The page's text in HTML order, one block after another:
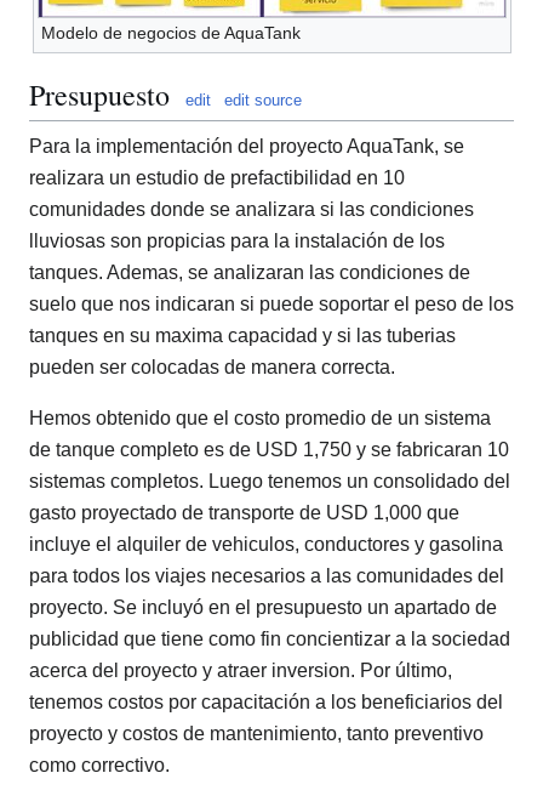
Modelo de negocios de AquaTank
Presupuesto edit edit source
Para la implementación del proyecto AquaTank, se
realizara un estudio de prefactibilidad en 10
comunidades donde se analizara si las condiciones
lluviosas son propicias para la instalación de los
tanques. Ademas, se analizaran las condiciones de
suelo que nos indicaran si puede soportar el peso de los
tanques en su maxima capacidad y si las tuberias
pueden ser colocadas de manera correcta.
Hemos obtenido que el costo promedio de un sistema
de tanque completo es de USD 1,750 y se fabricaran 10
sistemas completos. Luego tenemos un consolidado del
gasto proyectado de transporte de USD 1,000 que
incluye el alquiler de vehiculos, conductores y gasolina
para todos los viajes necesarios a las comunidades del
proyecto. Se incluyó en el presupuesto un apartado de
publicidad que tiene como fin concientizar a la sociedad
acerca del proyecto y atraer inversion. Por último,
tenemos costos por capacitación a los beneficiarios del
proyecto y costos de mantenimiento, tanto preventivo
como correctivo.